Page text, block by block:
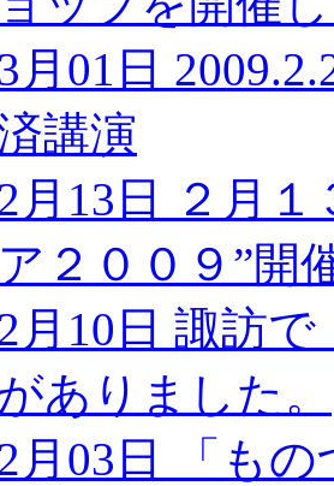
月01日
講演
月13日 ２月
２００９”開
月10日 諏訪
ありました。
月03日 「も